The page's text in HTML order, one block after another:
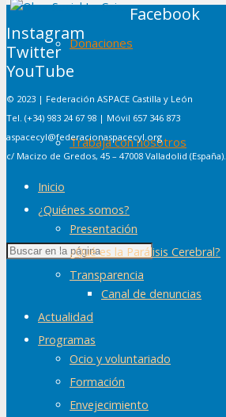
Donaciones
Trabaja con nosotros
Facebook
Instagram
Twitter
YouTube
© 2023 | Federación ASPACE Castilla y León
Tel. (+34) 983 24 67 98 | Móvil 657 346 873
aspacecyl@federacionaspacecyl.org
c/ Macizo de Gredos, 45 – 47008 Valladolid (España).
Inicio
¿Quiénes somos?
Presentación
¿Qué es la Parálisis Cerebral?
Transparencia
Canal de denuncias
Actualidad
Programas
Ocio y voluntariado
Formación
Envejecimiento